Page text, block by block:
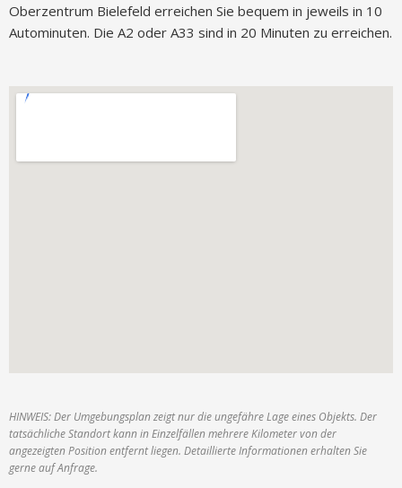
Oberzentrum Bielefeld erreichen Sie bequem in jeweils in 10
Autominuten. Die A2 oder A33 sind in 20 Minuten zu erreichen.
HINWEIS: Der Umgebungsplan zeigt nur die ungefähre Lage eines Objekts. Der
tatsächliche Standort kann in Einzelfällen mehrere Kilometer von der
angezeigten Position entfernt liegen. Detaillierte Informationen erhalten Sie
gerne auf Anfrage.